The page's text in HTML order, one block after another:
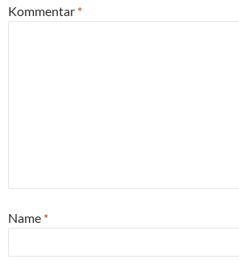
Kommentar *
Name *